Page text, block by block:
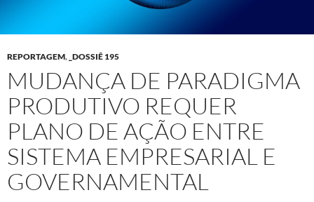
REPORTAGEM, _DOSSIÊ 195
MUDANÇA DE PARADIGMA
PRODUTIVO REQUER
PLANO DE AÇÃO ENTRE
SISTEMA EMPRESARIAL E
GOVERNAMENTAL